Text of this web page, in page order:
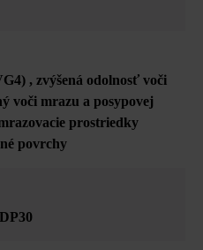
, zvýšená odolnosť voči
voči mrazu a posypovej
prostriedky
povrchy